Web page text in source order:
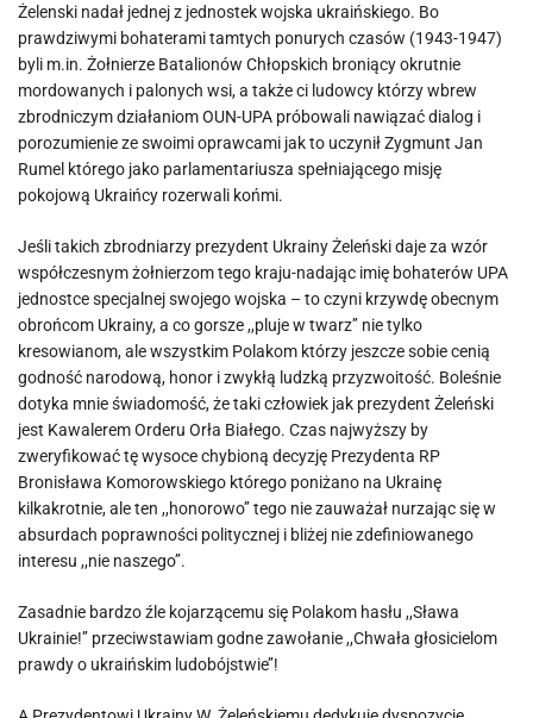
Żelenski nadał jednej z jednostek wojska ukraińskiego. Bo
prawdziwymi bohaterami tamtych ponurych czasów (1943-1947)
byli m.in. Żołnierze Batalionów Chłopskich broniący okrutnie
mordowanych i palonych wsi, a także ci ludowcy którzy wbrew
zbrodniczym działaniom OUN-UPA próbowali nawiązać dialog i
porozumienie ze swoimi oprawcami jak to uczynił Zygmunt Jan
Rumel którego jako parlamentariusza spełniającego misję
pokojową Ukraińcy rozerwali końmi.
Jeśli takich zbrodniarzy prezydent Ukrainy Żeleński daje za wzór
współczesnym żołnierzom tego kraju-nadając imię bohaterów UPA
jednostce specjalnej swojego wojska – to czyni krzywdę obecnym
obrońcom Ukrainy, a co gorsze ,,pluje w twarz’’ nie tylko
kresowianom, ale wszystkim Polakom którzy jeszcze sobie cenią
godność narodową, honor i zwykłą ludzką przyzwoitość. Boleśnie
dotyka mnie świadomość, że taki człowiek jak prezydent Żeleński
jest Kawalerem Orderu Orła Białego. Czas najwyższy by
zweryfikować tę wysoce chybioną decyzję Prezydenta RP
Bronisława Komorowskiego którego poniżano na Ukrainę
kilkakrotnie, ale ten ,,honorowo’’ tego nie zauważał nurzając się w
absurdach poprawności politycznej i bliżej nie zdefiniowanego
interesu ,,nie naszego’’.
Zasadnie bardzo źle kojarzącemu się Polakom hasłu ,,Sława
Ukrainie!’’ przeciwstawiam godne zawołanie ,,Chwała głosicielom
prawdy o ukraińskim ludobójstwie’’!